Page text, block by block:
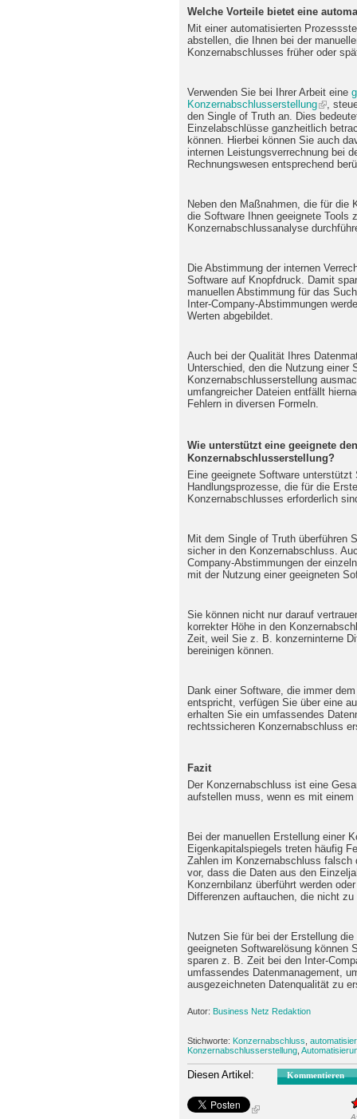
Welche Vorteile bietet eine
Mit einer automatisierten
abstellen, die Ihnen bei der
Konzernabschlusses früher oder
Verwenden Sie bei Ihrer Arbeit eine
Konzernabschlusserstellung
,
den Single of Truth an. Dies
Einzelabschlüsse ganzheitlich
können. Hierbei können Sie auch
internen Leistungsverrechnung bei
Rechnungswesen entsprechend
Neben den Maßnahmen, die für die
die Software Ihnen geeignete Tools
Konzernabschlussanalyse
Die Abstimmung der internen
Software auf Knopfdruck. Damit
manuellen Abstimmung für das
Inter-Company-Abstimmungen
Werten abgebildet.
Auch bei der Qualität Ihres
Unterschied, den die Nutzung einer
Konzernabschlusserstellung
umfangreicher Dateien entfällt
Fehlern in diversen Formeln.
Wie unterstützt eine geeignete
Konzernabschlusserstellung?
Eine geeignete Software
Handlungsprozesse, die für die
Konzernabschlusses erforderlich
Mit dem Single of Truth überführen
sicher in den Konzernabschluss.
Company-Abstimmungen der
mit der Nutzung einer geeigneten
Sie können nicht nur darauf
korrekter Höhe in den
Zeit, weil Sie z. B. konzerninterne
bereinigen können.
Dank einer Software, die immer
entspricht, verfügen Sie über eine
erhalten Sie ein umfassendes
rechtssicheren Konzernabschluss
Fazit
Der Konzernabschluss ist eine
aufstellen muss, wenn es mit
Bei der manuellen Erstellung einer
Eigenkapitalspiegels treten häufig
Zahlen im Konzernabschluss
vor, dass die Daten aus den
Konzernbilanz überführt werden
Differenzen auftauchen, die nicht
Nutzen Sie für bei der Erstellung
geeigneten Softwarelösung können
sparen z. B. Zeit bei den Inter-
umfassendes Datenmanagement,
ausgezeichneten Datenqualität zu
Autor: Business Netz Redaktion
Stichworte: Konzernabschluss
Konzernabschlusserstellung
Diesen Artikel: Kommentieren